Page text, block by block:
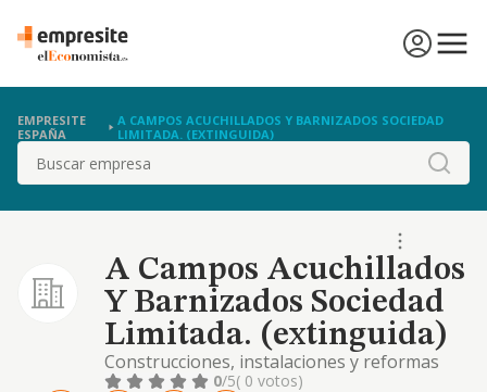
EMPRESITE
ESPAÑA
A CAMPOS ACUCHILLADOS Y BARNIZADOS SOCIEDAD
LIMITADA. (EXTINGUIDA)
Buscar
A Campos Acuchillados
Y Barnizados Sociedad
Limitada. (extinguida)
Construcciones, instalaciones y reformas
0/5( 0 votos)